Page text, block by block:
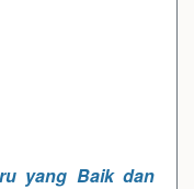
yang Baik dan